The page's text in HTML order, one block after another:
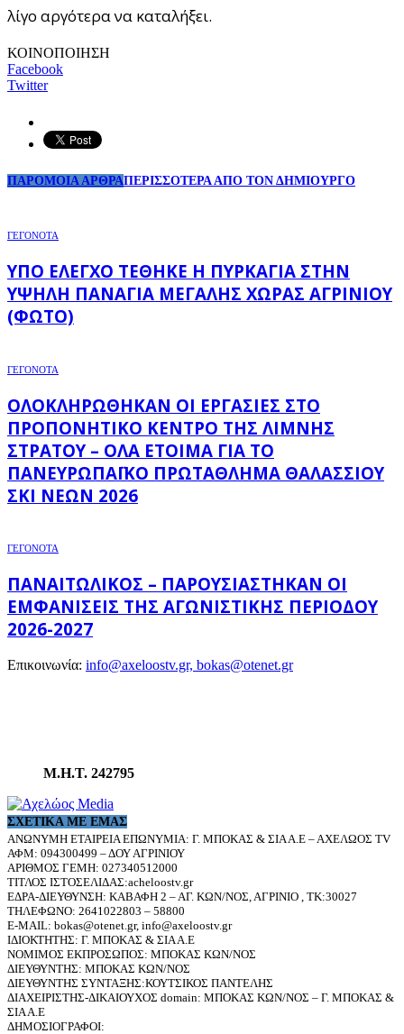
λίγο αργότερα να καταλήξει.
ΚΟΙΝΟΠΟΙΗΣΗ
Facebook
Twitter
ΠΑΡΟΜΟΙΑ ΑΡΘΡΑΠΕΡΙΣΣΟΤΕΡΑ ΑΠΟ ΤΟΝ ΔΗΜΙΟΥΡΓΟ
ΓΕΓΟΝΟΤΑ
ΥΠΌ ΈΛΕΓΧΟ ΤΈΘΗΚΕ Η ΠΥΡΚΑΓΙΆ ΣΤΗΝ
ΥΨΗΛΉ ΠΑΝΑΓΙΆ ΜΕΓΆΛΗΣ ΧΏΡΑΣ ΑΓΡΙΝΊΟΥ
(ΦΩΤΌ)
ΓΕΓΟΝΟΤΑ
ΟΛΟΚΛΗΡΏΘΗΚΑΝ ΟΙ ΕΡΓΑΣΊΕΣ ΣΤΟ
ΠΡΟΠΟΝΗΤΙΚΌ ΚΈΝΤΡΟ ΤΗΣ ΛΊΜΝΗΣ
ΣΤΡΆΤΟΥ – ΌΛΑ ΈΤΟΙΜΑ ΓΙΑ ΤΟ
ΠΑΝΕΥΡΩΠΑΪΚΌ ΠΡΩΤΆΘΛΗΜΑ ΘΑΛΆΣΣΙΟΥ
ΣΚΙ ΝΈΩΝ 2026
ΓΕΓΟΝΟΤΑ
ΠΑΝΑΙΤΩΛΙΚΌΣ – ΠΑΡΟΥΣΙΆΣΤΗΚΑΝ ΟΙ
ΕΜΦΑΝΊΣΕΙΣ ΤΗΣ ΑΓΩΝΙΣΤΙΚΉΣ ΠΕΡΙΌΔΟΥ
2026-2027
Επικοινωνία: info@axeloostv.gr, bokas@otenet.gr
Μ.Η.Τ. 242795
ΣΧΕΤΙΚΆ ΜΕ ΕΜΆΣ
ΑΝΩΝΥΜΗ ΕΤΑΙΡΕΙΑ ΕΠΩΝΥΜΙΑ: Γ. ΜΠΟΚΑΣ & ΣΙΑ Α.Ε – ΑΧΕΛΩΟΣ TV
ΑΦΜ: 094300499 – ΔΟΥ ΑΓΡΙΝΙΟΥ
ΑΡΙΘΜΟΣ ΓΕΜΗ: 027340512000
ΤΙΤΛΟΣ ΙΣΤΟΣΕΛΙΔΑΣ:acheloostv.gr
ΕΔΡΑ-ΔΙΕΥΘΥΝΣΗ: ΚΑΒΑΦΗ 2 – ΑΓ. ΚΩΝ/ΝΟΣ, ΑΓΡΙΝΙΟ , ΤΚ:30027
ΤΗΛΕΦΩΝΟ: 2641022803 – 58800
E-MAIL: bokas@otenet.gr, info@axeloostv.gr
ΙΔΙΟΚΤΗΤΗΣ: Γ. ΜΠΟΚΑΣ & ΣΙΑ Α.Ε
ΝΟΜΙΜΟΣ ΕΚΠΡΟΣΩΠΟΣ: ΜΠΟΚΑΣ ΚΩΝ/ΝΟΣ
ΔΙΕΥΘΥΝΤΗΣ: ΜΠΟΚΑΣ ΚΩΝ/ΝΟΣ
ΔΙΕΥΘΥΝΤΗΣ ΣΥΝΤΑΞΗΣ:ΚΟΥΤΣΙΚΟΣ ΠΑΝΤΕΛΗΣ
ΔΙΑΧΕΙΡΙΣΤΗΣ-ΔΙΚΑΙΟΥΧΟΣ domain: ΜΠΟΚΑΣ ΚΩΝ/ΝΟΣ – Γ. ΜΠΟΚΑΣ &
ΣΙΑ Α.Ε
ΔΗΜΟΣΙΟΓΡΑΦΟΙ: